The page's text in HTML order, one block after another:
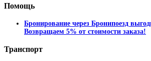
Помощь
Бронирование через Бронипоезд
Возвращаем 5% от стоимости заказа!
Транспорт